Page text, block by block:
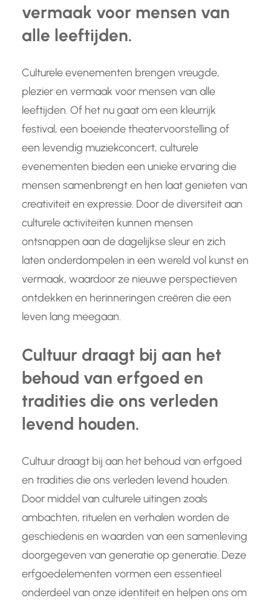
vermaak voor mensen van
alle leeftijden.
Culturele evenementen brengen vreugde,
plezier en vermaak voor mensen van alle
leeftijden. Of het nu gaat om een kleurrijk
festival, een boeiende theatervoorstelling of
een levendig muziekconcert, culturele
evenementen bieden een unieke ervaring die
mensen samenbrengt en hen laat genieten van
creativiteit en expressie. Door de diversiteit aan
culturele activiteiten kunnen mensen
ontsnappen aan de dagelijkse sleur en zich
laten onderdompelen in een wereld vol kunst en
vermaak, waardoor ze nieuwe perspectieven
ontdekken en herinneringen creëren die een
leven lang meegaan.
Cultuur draagt bij aan het
behoud van erfgoed en
tradities die ons verleden
levend houden.
Cultuur draagt bij aan het behoud van erfgoed
en tradities die ons verleden levend houden.
Door middel van culturele uitingen zoals
ambachten, rituelen en verhalen worden de
geschiedenis en waarden van een samenleving
doorgegeven van generatie op generatie. Deze
erfgoedelementen vormen een essentieel
onderdeel van onze identiteit en helpen ons om